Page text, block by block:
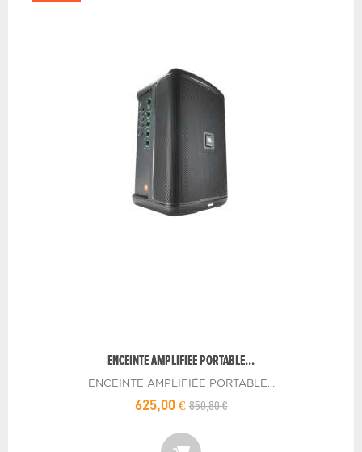
ENCEINTE AMPLIFIEE PORTABLE...
ENCEINTE AMPLIFIÉE PORTABLE...
625,00 €850,80 €